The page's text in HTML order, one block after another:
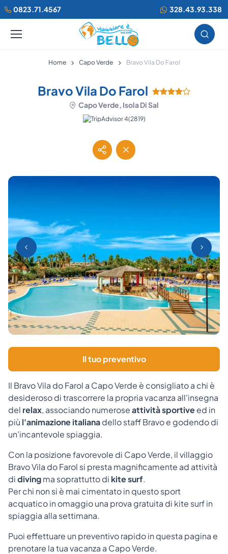
0823.71.4567 328.43.93.338
Home Capo Verde Bravo Vila Do Farol
Bravo Vila Do Farol
Capo Verde, Isola Di Sal
(2819)
Il tuo preventivo
Il Bravo Vila do Farol a Capo Verde è consigliato a chi è
desideroso di trascorrere la propria vacanza all'insegna
del relax, associando numeroseattività sportiveed in
più l'animazione italianadello staff Bravo e godendo di
un'incantevole spiaggia.
Con la posizione favorevole di Capo Verde, il villaggio
Bravo Vila do Farol si presta magnificamente ad attività
didivingma soprattutto di kite surf.
Per chi non si è mai cimentato in questo sport
acquatico in omaggio una prova gratuita di kite surf in
spiaggia alla settimana.
Puoi effettuare un preventivo rapido in questa pagina e
prenotare la tua vacanza a Capo Verde.